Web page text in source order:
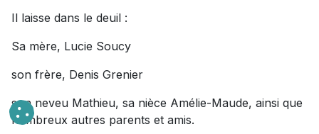
Il laisse dans le deuil :
Sa mère, Lucie Soucy
son frère, Denis Grenier
son neveu Mathieu, sa nièce Amélie-Maude, ainsi que
nombreux autres parents et amis.